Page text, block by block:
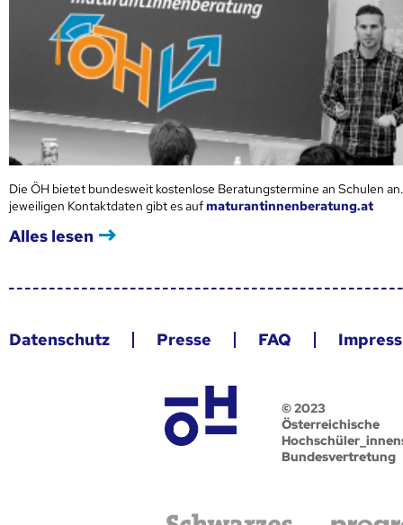
Die ÖH bietet bundesweit kostenlose Beratungstermine an Schulen
jeweiligen Kontaktdaten gibt es aufmaturantinnenberatung.at
Alles lesen
Datenschutz Presse FAQ
© 2023
Österreichische
Bundesvertretung